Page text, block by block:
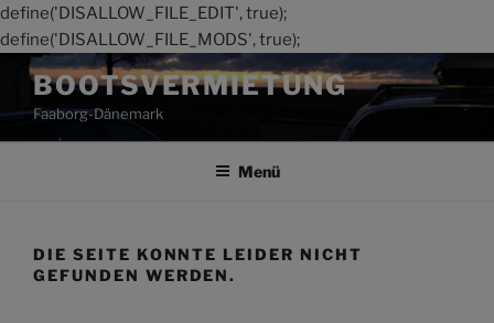
define('DISALLOW_FILE_EDIT', true);
define('DISALLOW_FILE_MODS', true);
Zum
Inhalt
springen
BOOTSVERMIETUNG
Faaborg-Dänemark
Menü
DIE SEITE KONNTE LEIDER NICHT
GEFUNDEN WERDEN.